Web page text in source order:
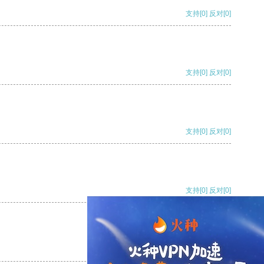
支持[0] 反对[0]
支持[0] 反对[0]
支持[0] 反对[0]
支持[0] 反对[0]
支持[0] 反对